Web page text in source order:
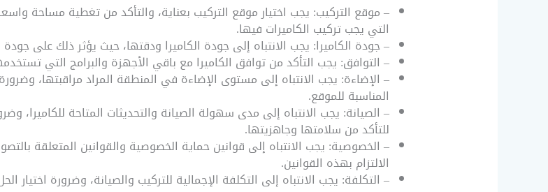
– موقع التركيب: يجب اختيار موقع التركيب بعناية، والتأكد من تغطية مساحة
التي يجب تركيب الكاميرات فيها.
– جودة الكاميرا: يجب الانتباه إلى جودة الكاميرا ودقتها، حيث يؤثر ذلك على
– التوافق: يجب التأكد من توافق الكاميرا مع باقي الأجهزة والبرامج التي
– الإضاءة: يجب الانتباه إلى مستوى الإضاءة في المنطقة المراد مراقبتها،
المناسبة للموقع.
– الصيانة: يجب الانتباه إلى مدى سهولة الصيانة والتحديثات المتاحة للكاميرا،
للتأكد من سلامتها وجاهزيتها.
– الخصوصية: يجب الانتباه إلى قوانين حماية الخصوصية والقوانين المتعلقة
الالتزام بهذه القوانين.
– التكلفة: يجب الانتباه إلى التكلفة الإجمالية للتركيب والصيانة، وضرورة اختيار